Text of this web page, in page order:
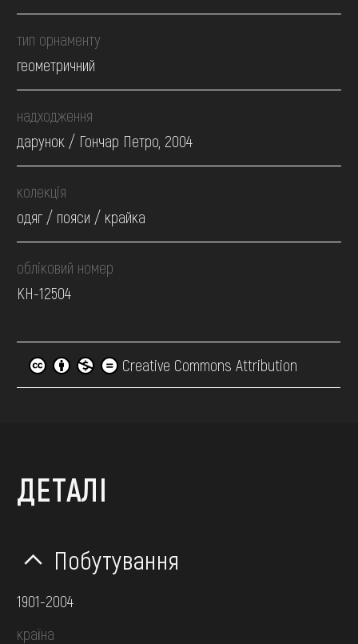
тип орнаменту
геометричний
надходження
дарунок / Гончар Петро, 2004
колекція
одяг / пояси / крайка
обліковий номер
КН-12504
Creative Commons Attribution
ДЕТАЛІ
Побутування
1901-2004
країна